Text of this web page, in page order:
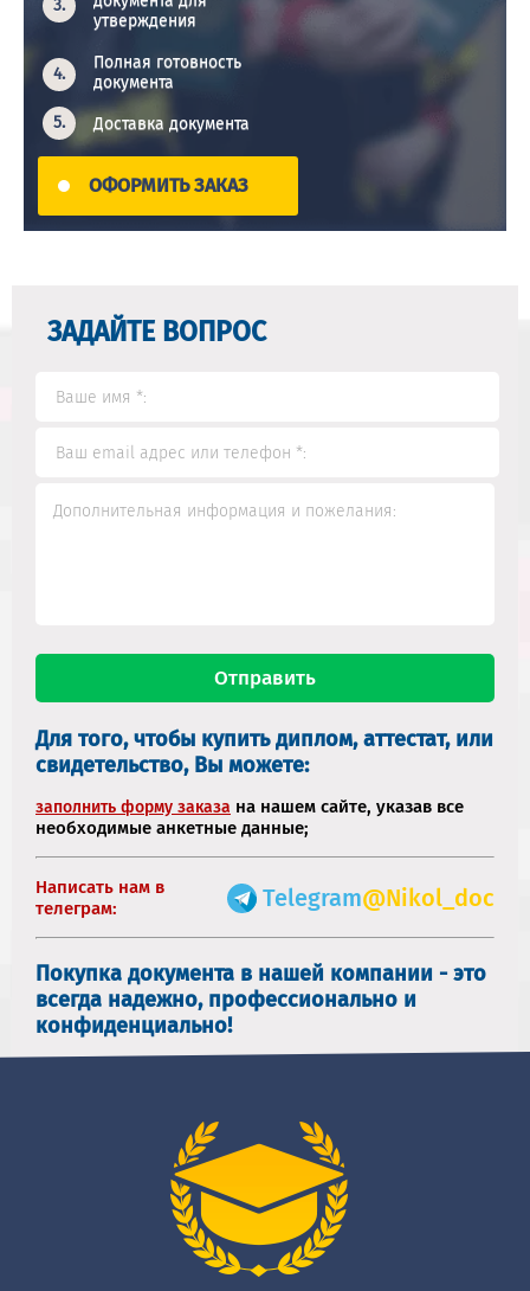
утверждения
Полная готовность
документа
Доставка документа
ОФОРМИТЬ ЗАКАЗ
ЗАДАЙТЕ ВОПРОС
Для того, чтобы купить диплом, аттестат, или
свидетельство, Вы можете:
заполнить форму заказа на нашем сайте, указав все
необходимые анкетные данные;
Написать нам в
телеграм:
Telegram@Nikol_doc
Покупка документа в нашей компании - это
всегда надежно, профессионально и
конфиденциально!